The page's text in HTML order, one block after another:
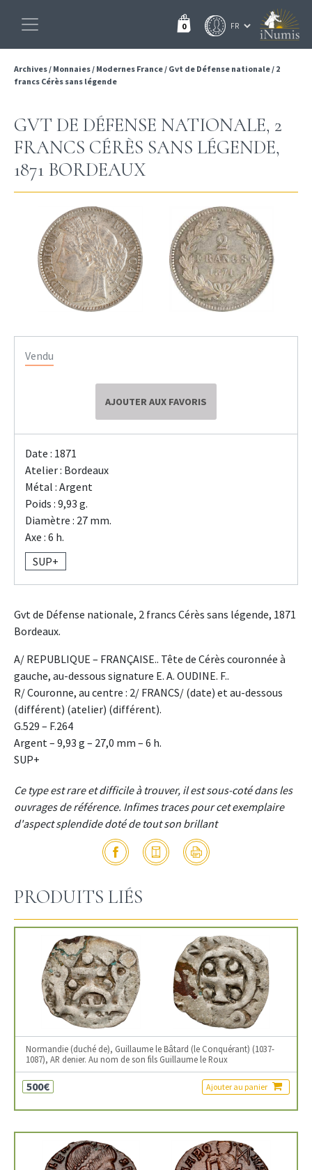
0
Archives/ Monnaies/ Modernes France/ Gvt de Défense nationale/ 2
francs Cérès sans légende
GVT DE DÉFENSE NATIONALE, 2
FRANCS CÉRÈS SANS LÉGENDE,
1871 BORDEAUX
Vendu
AJOUTER AUX FAVORIS
Date : 1871
Atelier : Bordeaux
Métal : Argent
Poids : 9,93 g.
Diamètre : 27 mm.
Axe : 6 h.
SUP+
Gvt de Défense nationale, 2 francs Cérès sans légende, 1871
Bordeaux.
A/ REPUBLIQUE – FRANÇAISE.. Tête de Cérès couronnée à
gauche, au-dessous signature E. A. OUDINE. F..
R/ Couronne, au centre : 2/ FRANCS/ (date) et au-dessous
(différent) (atelier) (différent).
G.529 – F.264
Argent – 9,93 g – 27,0 mm – 6 h.
SUP+
Ce type est rare et difficile à trouver, il est sous-coté dans les
ouvrages de référence. Infimes traces pour cet exemplaire
d'aspect splendide doté de tout son brillant
PRODUITS LIÉS
Normandie (duché de), Guillaume le Bâtard (le Conquérant) (1037-
1087), AR denier. Au nom de son fils Guillaume le Roux
500€ Ajouter au panier